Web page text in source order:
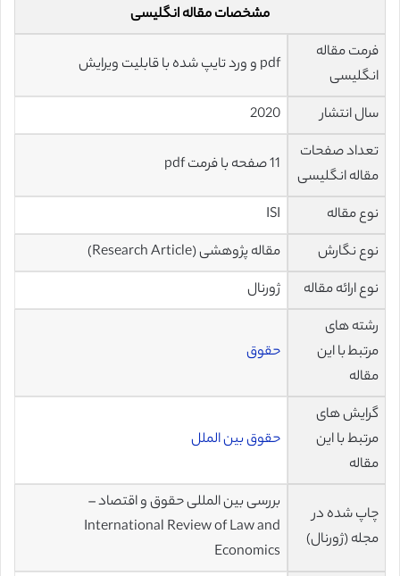
مشخصات مقاله انگلیسی
فرمت مقاله
انگلیسی
pdf و ورد تایپ شده با قابلیت ویرایش
سال انتشار
2020
تعداد صفحات
مقاله انگلیسی
11 صفحه با فرمت pdf
نوع مقاله
ISI
نوع نگارش
مقاله پژوهشی (Research Article)
نوع ارائه مقاله
ژورنال
رشته های
مرتبط با این
مقاله
حقوق
گرایش های
مرتبط با این
مقاله
حقوق بین الملل
چاپ شده در
مجله (ژورنال)
بررسی بین المللی حقوق و اقتصاد –
International Review of Law and
Economics